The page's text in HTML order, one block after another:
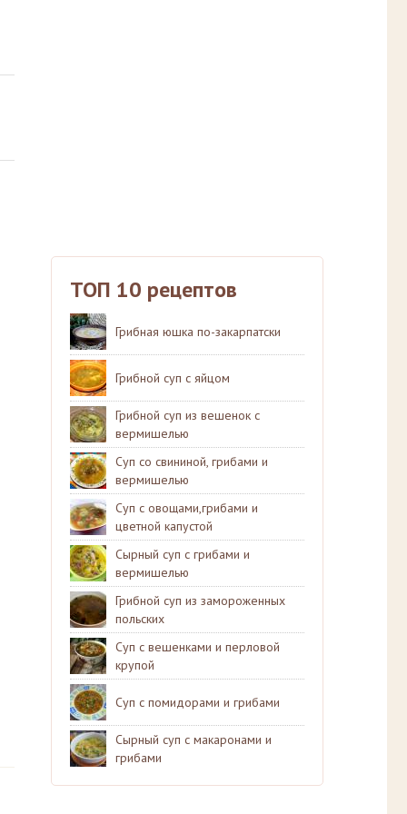
ТОП 10 рецептов
Грибная юшка по-закарпатски
Грибной суп с яйцом
Грибной суп из вешенок с
вермишелью
Суп со свининой, грибами и
вермишелью
Суп с овощами,грибами и
цветной капустой
Сырный суп с грибами и
вермишелью
Грибной суп из замороженных
польских
Суп с вешенками и перловой
крупой
Суп с помидорами и грибами
Сырный суп с макаронами и
грибами